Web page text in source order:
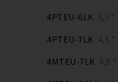
4PTEU-6LK 4,5 *
4PTEU-7LK 4,5 *
4MTEU-7LK 6,9 *